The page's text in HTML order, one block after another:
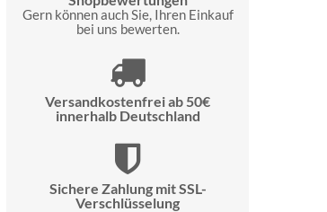
Gern können auch Sie, Ihren Einkauf
bei uns bewerten.
Versandkostenfrei ab 50€
innerhalb Deutschland
Sichere Zahlung mit SSL-
Verschlüsselung